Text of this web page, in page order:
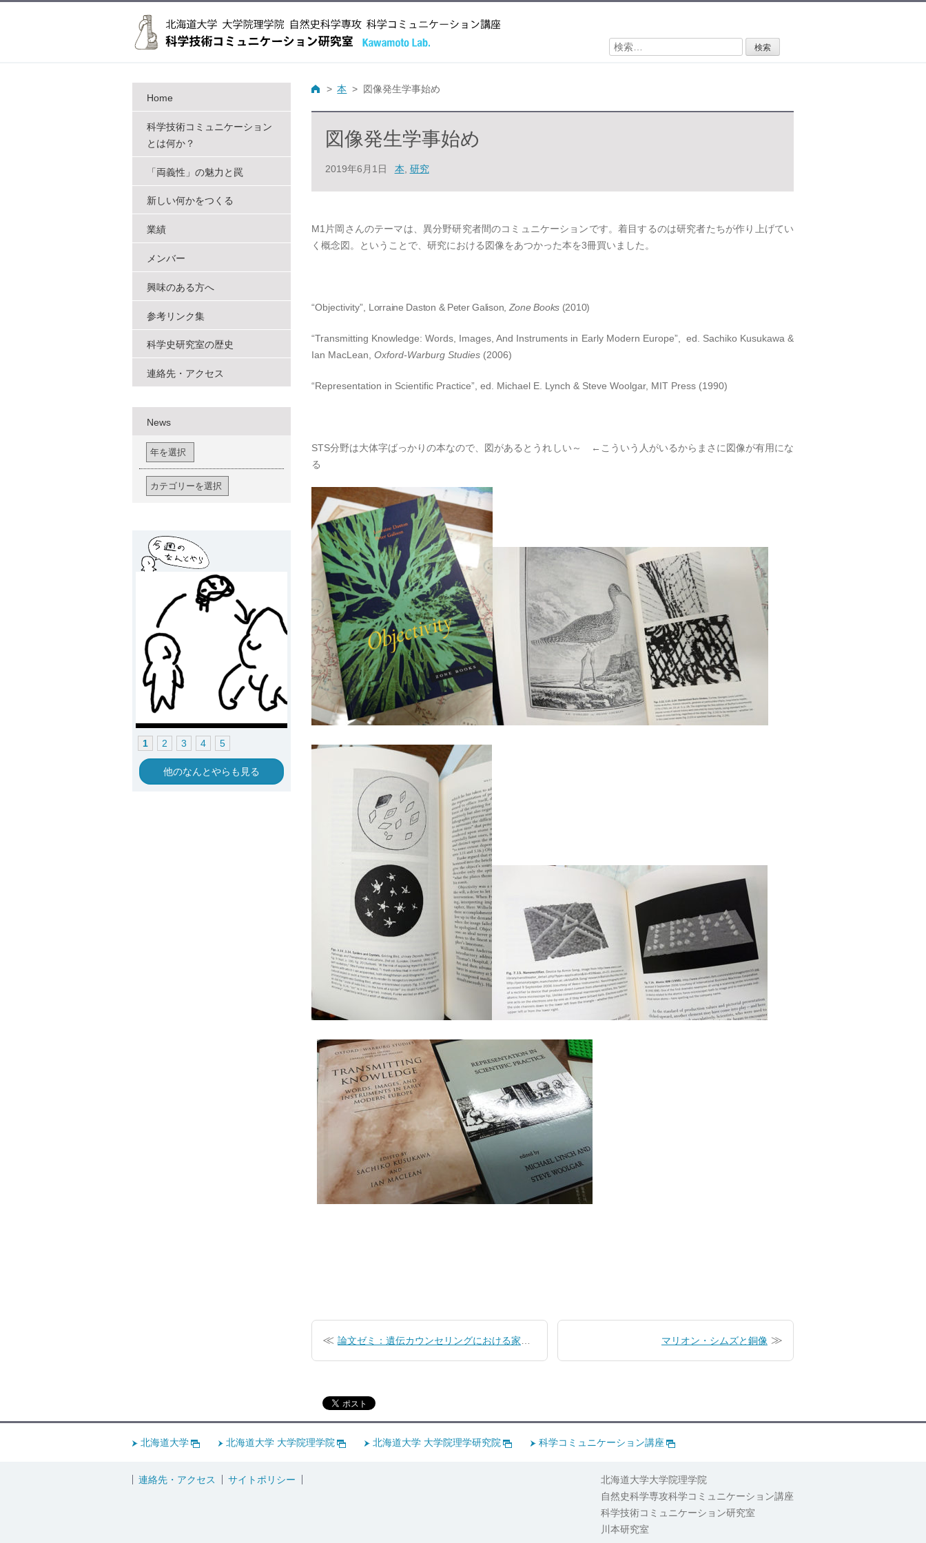
検
本 図像発生学事始め
図像発生学事始め
2019年6月1日 本, 研究
M1片岡さんのテーマは、異分野研究者間のコミュニケーションです。着目するのは研究者たちが作り上げてい
く概念図。ということで、研究における図像をあつかった本を3冊買いました。
“Objectivity”, Lorraine Daston & Peter Galison,Zone Books(2010)
“Transmitting Knowledge: Words, Images, And Instruments in Early Modern Europe”, ed. Sachiko Kusukawa &
Ian MacLean, Oxford-Warburg Studies (2006)
“Representation in Scientific Practice”, ed. Michael E. Lynch & Steve Woolgar, MIT Press (1990)
STS分野は大体字ばっかりの本なので、図があるとうれしい～ ←こういう人がいるからまさに図像が有用にな
る
稿
ナ
ゲ
ー
シ
論文ゼミ：遺伝カウンセリングにおける家系図作成 マリオン・シムズと銅像
Home
科学技術コミュニケーション
とは何か？
「両義性」の魅力と罠
新しい何かをつくる
業績
メンバー
興味のある方へ
参考リンク集
科学史研究室の歴史
連絡先・アクセス
News
1 2 3 4 5
他のなんとやらも見る
北海道大学 北海道大学 大学院理学院 北海道大学 大学院理学研究院 科学コミュニケーション講座
連絡先・アクセス サイトポリシー
北海道大学大学院理学院
自然史科学専攻科学コミュニケーション講座
科学技術コミュニケーション研究室
川本研究室